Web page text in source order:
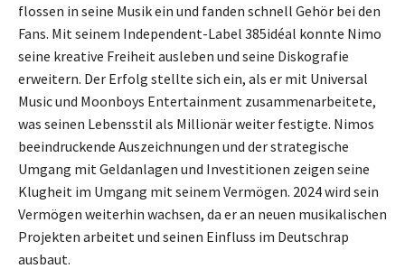
flossen in seine Musik ein und fanden schnell Gehör bei den
Fans. Mit seinem Independent-Label 385idéal konnte Nimo
seine kreative Freiheit ausleben und seine Diskografie
erweitern. Der Erfolg stellte sich ein, als er mit Universal
Music und Moonboys Entertainment zusammenarbeitete,
was seinen Lebensstil als Millionär weiter festigte. Nimos
beeindruckende Auszeichnungen und der strategische
Umgang mit Geldanlagen und Investitionen zeigen seine
Klugheit im Umgang mit seinem Vermögen. 2024 wird sein
Vermögen weiterhin wachsen, da er an neuen musikalischen
Projekten arbeitet und seinen Einfluss im Deutschrap
ausbaut.